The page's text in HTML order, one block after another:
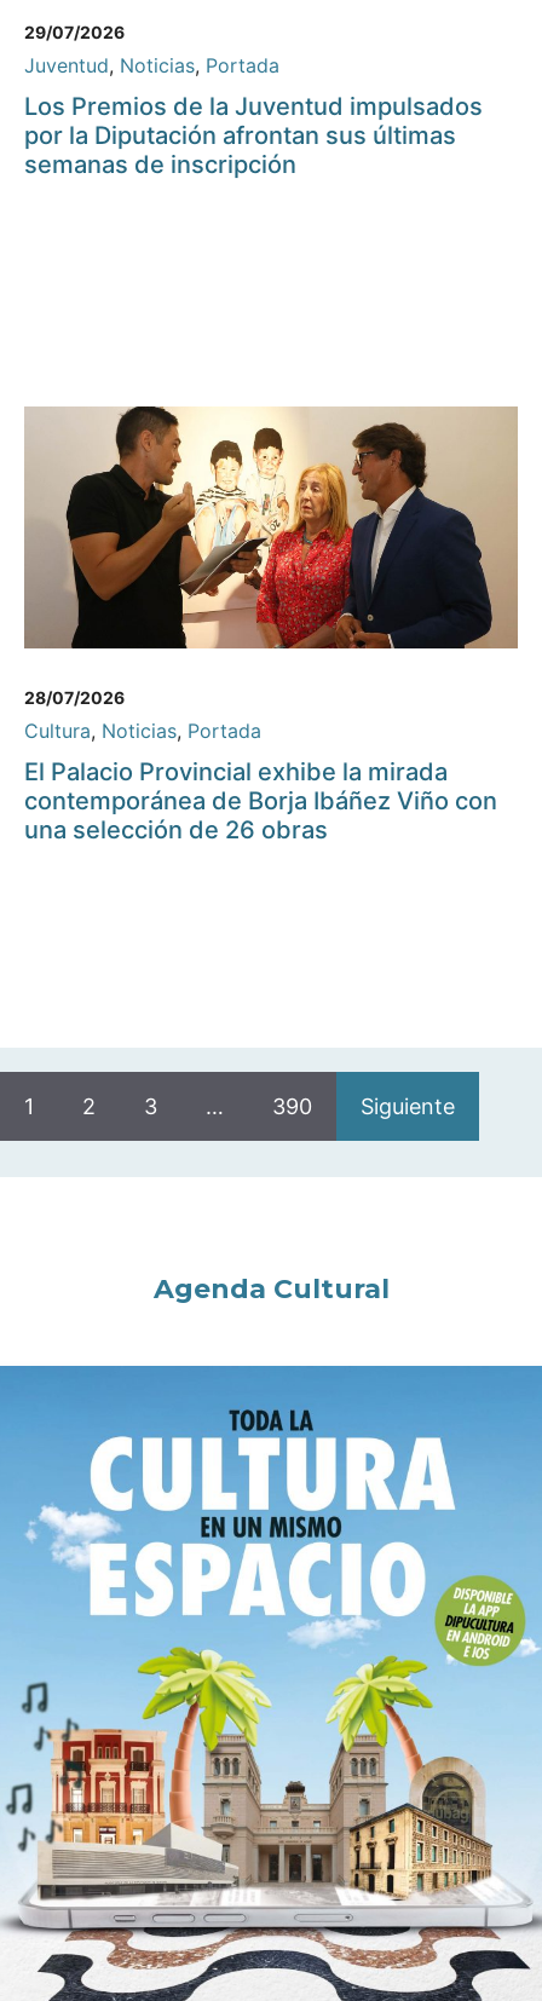
29/07/2026
Juventud, Noticias, Portada
Los Premios de la Juventud impulsados
por la Diputación afrontan sus últimas
semanas de inscripción
28/07/2026
Cultura, Noticias, Portada
El Palacio Provincial exhibe la mirada
contemporánea de Borja Ibáñez Viño con
una selección de 26 obras
1 2 3 … 390 Siguiente
Agenda Cultural